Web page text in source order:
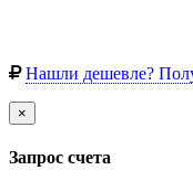
Нашли дешевле?
×
Запрос счета